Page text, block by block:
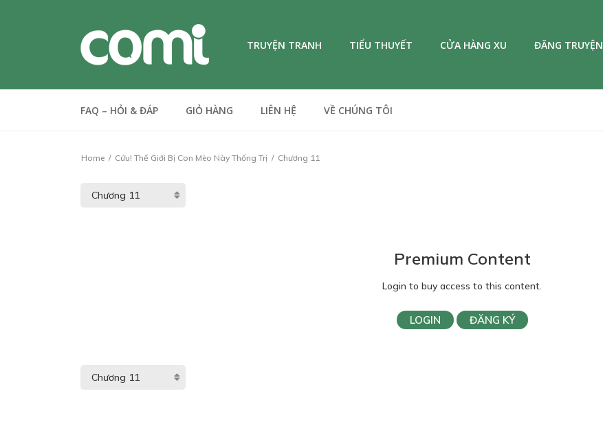
TRUYỆN TRANH TIỂU THUYẾT CỬA HÀNG XU ĐĂNG TRUYỆN
FAQ – HỎI & ĐÁP GIỎ HÀNG LIÊN HỆ VỀ CHÚNG TÔI
Home Cứu! Thế Giới Bị Con Mèo Này Thống Trị Chương 11
Premium Content
Login to buy access to this content.
LOGIN ĐĂNG KÝ